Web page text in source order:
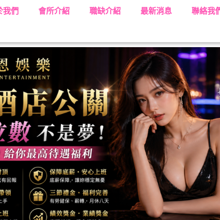
我們 會所介紹 職缺介紹 最新消息 聯絡我